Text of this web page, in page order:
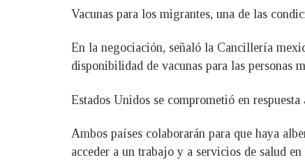
Vacunas para los migrantes, una de las
En la negociación, señaló la Cancillería
disponibilidad de vacunas para las personas
Estados Unidos se comprometió en
Ambos países colaborarán para que haya
acceder a un trabajo y a servicios de salud